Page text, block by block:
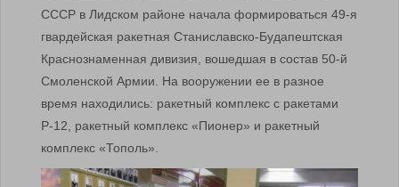
СССР в Лидском районе начала формироваться 49-я
гвардейская ракетная Станиславско-Будапештская
Краснознаменная дивизия, вошедшая в состав 50-й
Смоленской Армии. На вооружении ее в разное
время находились: ракетный комплекс с ракетами
Р-12, ракетный комплекс «Пионер» и ракетный
комплекс «Тополь».